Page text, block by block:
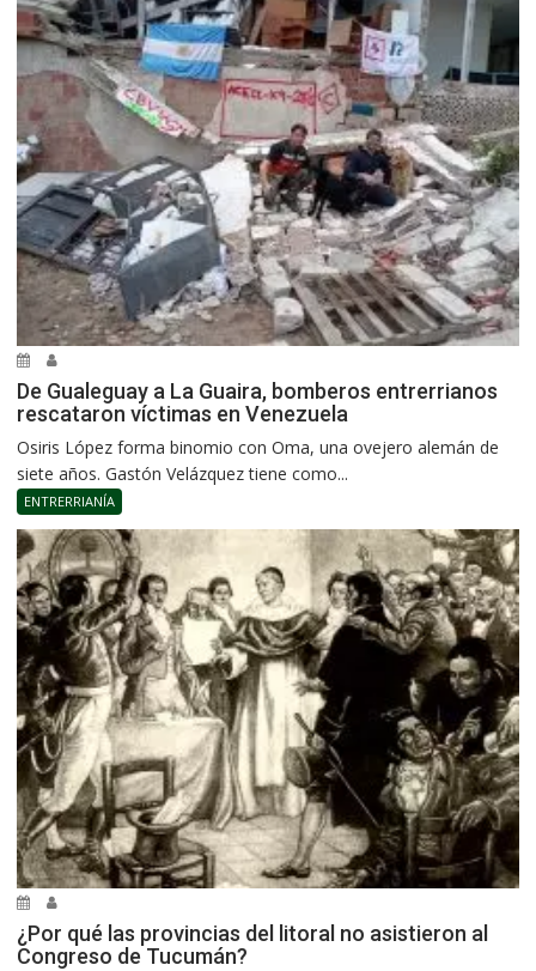
De Gualeguay a La Guaira, bomberos entrerrianos
rescataron víctimas en Venezuela
Osiris López forma binomio con Oma, una ovejero alemán de
siete años. Gastón Velázquez tiene como...
ENTRERRIANÍA
¿Por qué las provincias del litoral no asistieron al
Congreso de Tucumán?